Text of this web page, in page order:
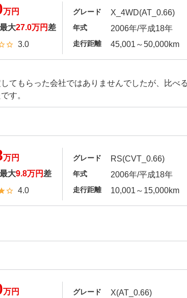
万円
大27.0万円 差
3.0
グレード X_4WD(AT_0.66)
年式 2006年/平成18年
走行距離 45,001～50,000km
てもらった会社ではありませんでしたが、比べ
す。
万円
大9.8万円 差
4.0
グレード RS(CVT_0.66)
年式 2006年/平成18年
走行距離 10,001～15,000km
万円 グレード X(AT_0.66)